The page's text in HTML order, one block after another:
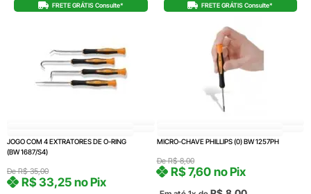
FRETE GRÁTIS Consulte*
JOGO COM 4 EXTRATORES DE O-RING
(BW 1687/S4)
DeR$35,00
R$33,25 no Pix
FRETE GRÁTIS Consulte*
MICRO-CHAVE PHILLIPS (0) BW 1257PH
DeR$8,00
R$7,60 no Pix